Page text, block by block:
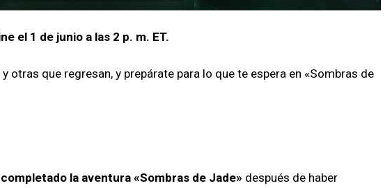
el 1 de junio a las 2 p. m. ET.
que regresan, y prepárate para lo que te espera en «Sombras de
completado la aventura «Sombras de Jade» después de haber